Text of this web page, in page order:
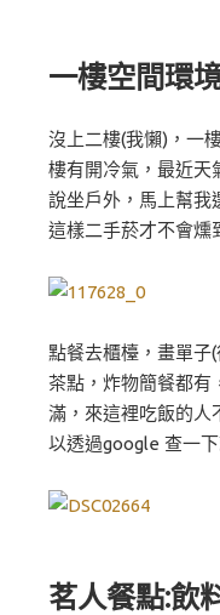
一樓空間環
沒上二樓(我懶)，一
樓有開冷氣，最近天
說坐戶外，馬上幫我
這樣二手菸才不會燻
點餐去櫃檯，畫單子
茶點，炸物簡餐都有
滿，來這裡吃飯的人
以透過google 查一下
茗人餐點:飲